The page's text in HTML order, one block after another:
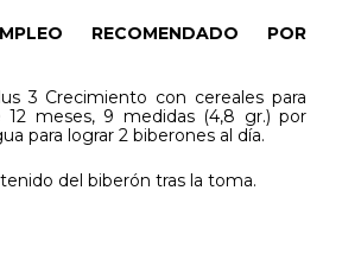
RECOMENDADO POR
3 Crecimiento con cereales para
12 meses, 9 medidas (4,8 gr.) por
para lograr 2 biberones al día.
del biberón tras la toma.